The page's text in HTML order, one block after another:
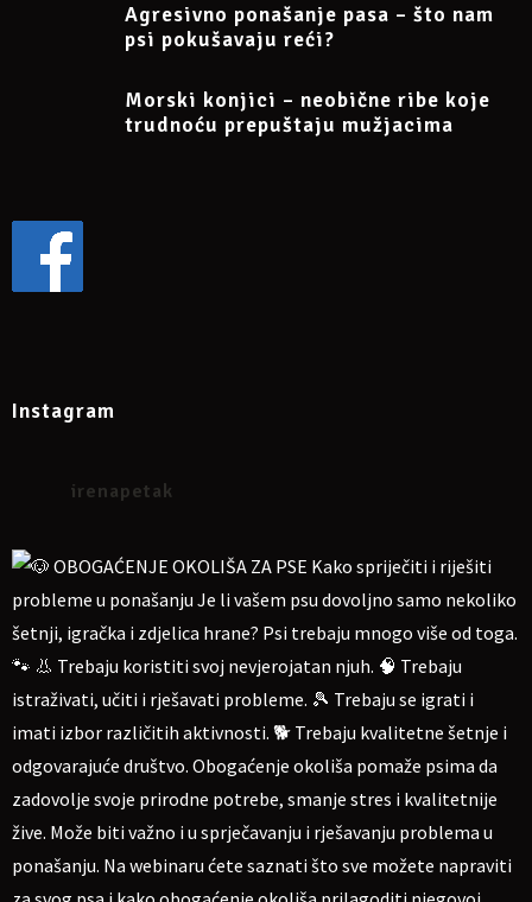
Agresivno ponašanje pasa – što nam
psi pokušavaju reći?
Morski konjici – neobične ribe koje
trudnoću prepuštaju mužjacima
Instagram
irenapetak